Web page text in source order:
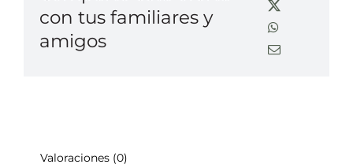
con tus familiares y
amigos
Valoraciones (0)